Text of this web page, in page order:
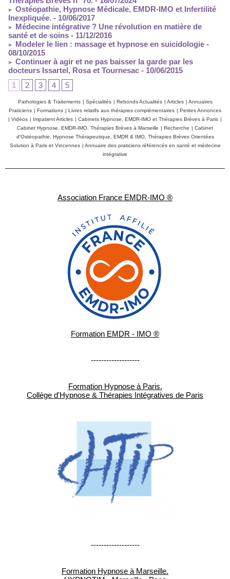
Association France EMDR-IMO ®
Formation EMDR - IMO ®
-------------------
Formation Hypnose à Paris.
Collège d'Hypnose & Thérapies Intégratives de Paris
-------------------
Formation Hypnose à Marseille.
Ostéopathie, Hypnose Médicale, EMDR-IMO et Infertilité
Inexpliquée. - 10/06/2017
Médecine intégrative ? Une révolution en matière de
santé et de soins - 11/12/2016
Modeler le lien : massage et hypnose en suicidologie -
08/10/2015
Continuer à agir et ne pas baisser la garde par les
docteurs Issartel, Rosa et Tournesac - 10/06/2015
1
2 3 4 5
Pathologies & Traitements | Spécialités | Rebonds Actualités | Articles | Annuaires
Praticiens | Formations | Livres relatifs aux thérapies complémentaires | Petites Annonces
| Vidéos | Impatient Articles | Cabinets Hypnose, EMDR-IMO et Thérapies Brèves à Paris |
Cabinet Hypnose, EMDR-IMO, Thérapies Brèves à Marseille | Recherche | Cabinet
d'Ostéopathie, Hypnose Thérapeutique, EMDR & IMO, Thérapies Brèves Orientées
Solution à Paris et Vincennes | Annuaire des praticiens référencés en santé et médecine
intégrative